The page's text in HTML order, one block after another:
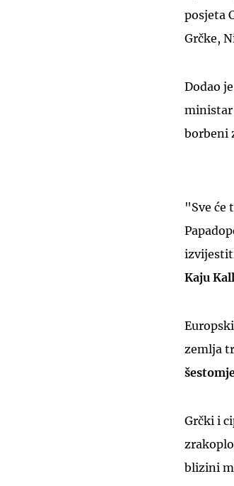
posjeta
Grčke,
Dodao
ministar
borbeni
"Sve će
Kaju
zemlja
Grčki i
blizini